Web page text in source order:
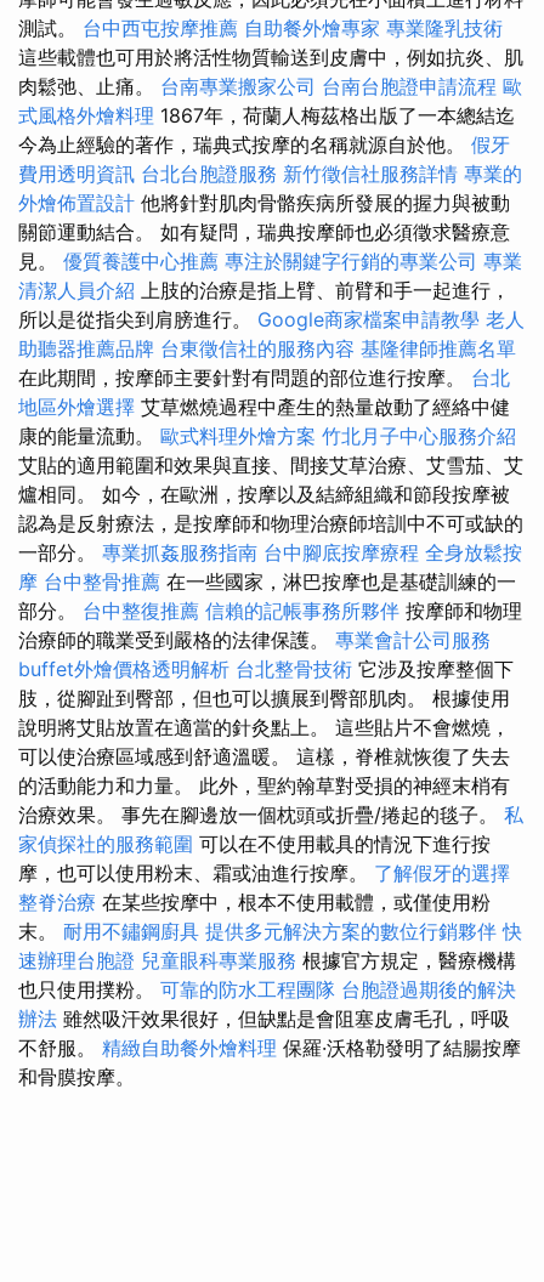
測試。 台中西屯按摩推薦 自助餐外燴專家 專業隆乳技術
這些載體也可用於將活性物質輸送到皮膚中，例如抗炎、肌
肉鬆弛、止痛。 台南專業搬家公司 台南台胞證申請流程 歐
式風格外燴料理 1867年，荷蘭人梅茲格出版了一本總結迄
今為止經驗的著作，瑞典式按摩的名稱就源自於他。 假牙
費用透明資訊 台北台胞證服務 新竹徵信社服務詳情 專業的
外燴佈置設計 他將針對肌肉骨骼疾病所發展的握力與被動
關節運動結合。 如有疑問，瑞典按摩師也必須徵求醫療意
見。 優質養護中心推薦 專注於關鍵字行銷的專業公司 專業
清潔人員介紹 上肢的治療是指上臂、前臂和手一起進行，
所以是從指尖到肩膀進行。 Google商家檔案申請教學 老人
助聽器推薦品牌 台東徵信社的服務內容 基隆律師推薦名單
在此期間，按摩師主要針對有問題的部位進行按摩。 台北
地區外燴選擇 艾草燃燒過程中產生的熱量啟動了經絡中健
康的能量流動。 歐式料理外燴方案 竹北月子中心服務介紹
艾貼的適用範圍和效果與直接、間接艾草治療、艾雪茄、艾
爐相同。 如今，在歐洲，按摩以及結締組織和節段按摩被
認為是反射療法，是按摩師和物理治療師培訓中不可或缺的
一部分。 專業抓姦服務指南 台中腳底按摩療程 全身放鬆按
摩 台中整骨推薦 在一些國家，淋巴按摩也是基礎訓練的一
部分。 台中整復推薦 信賴的記帳事務所夥伴 按摩師和物理
治療師的職業受到嚴格的法律保護。 專業會計公司服務
buffet外燴價格透明解析 台北整骨技術 它涉及按摩整個下
肢，從腳趾到臀部，但也可以擴展到臀部肌肉。 根據使用
說明將艾貼放置在適當的針灸點上。 這些貼片不會燃燒，
可以使治療區域感到舒適溫暖。 這樣，脊椎就恢復了失去
的活動能力和力量。 此外，聖約翰草對受損的神經末梢有
治療效果。 事先在腳邊放一個枕頭或折疊/捲起的毯子。 私
家偵探社的服務範圍 可以在不使用載具的情況下進行按
摩，也可以使用粉末、霜或油進行按摩。 了解假牙的選擇
整脊治療 在某些按摩中，根本不使用載體，或僅使用粉
末。 耐用不鏽鋼廚具 提供多元解決方案的數位行銷夥伴 快
速辦理台胞證 兒童眼科專業服務 根據官方規定，醫療機構
也只使用撲粉。 可靠的防水工程團隊 台胞證過期後的解決
辦法 雖然吸汗效果很好，但缺點是會阻塞皮膚毛孔，呼吸
不舒服。 精緻自助餐外燴料理 保羅·沃格勒發明了結腸按摩
和骨膜按摩。